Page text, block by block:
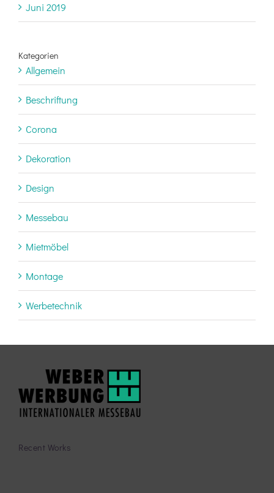
Juni 2019
Kategorien
Allgemein
Beschriftung
Corona
Dekoration
Design
Messebau
Mietmöbel
Montage
Werbetechnik
Recent Works